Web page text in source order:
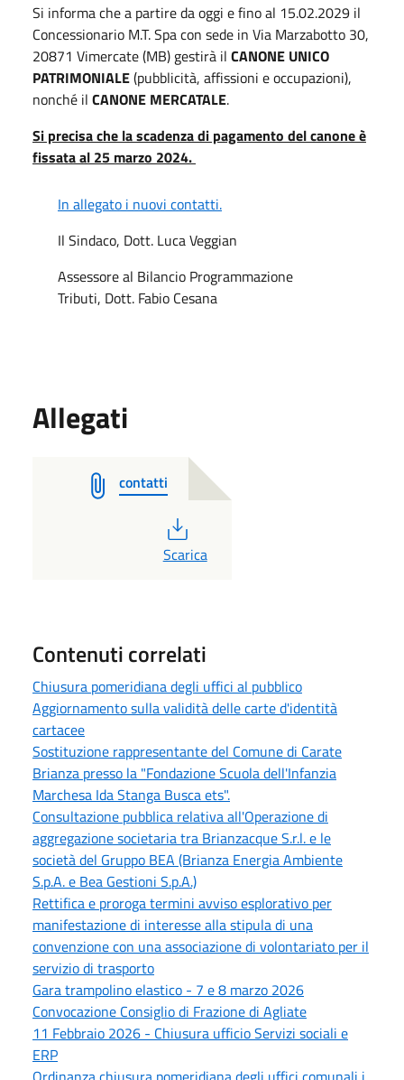
Si informa che a partire da oggi e fino al 15.02.2029 il
Concessionario M.T. Spa con sede in Via Marzabotto 30,
20871 Vimercate (MB) gestirà il CANONE UNICO
PATRIMONIALE(pubblicità, affissioni e occupazioni),
nonché il CANONE MERCATALE.
Si precisa che la scadenza di pagamento del canone è
fissata al 25 marzo 2024.
In allegato i nuovi contatti.
Il Sindaco, Dott. Luca Veggian
Assessore al Bilancio Programmazione
Tributi, Dott. Fabio Cesana
Allegati
contatti
PDF
Scarica
Contenuti correlati
Chiusura pomeridiana degli uffici al pubblico
Aggiornamento sulla validità delle carte d'identità
cartacee
Sostituzione rappresentante del Comune di Carate
Brianza presso la "Fondazione Scuola dell'Infanzia
Marchesa Ida Stanga Busca ets".
Consultazione pubblica relativa all'Operazione di
aggregazione societaria tra Brianzacque S.r.l. e le
società del Gruppo BEA (Brianza Energia Ambiente
S.p.A. e Bea Gestioni S.p.A.)
Rettifica e proroga termini avviso esplorativo per
manifestazione di interesse alla stipula di una
convenzione con una associazione di volontariato per il
servizio di trasporto
Gara trampolino elastico - 7 e 8 marzo 2026
Convocazione Consiglio di Frazione di Agliate
11 Febbraio 2026 - Chiusura ufficio Servizi sociali e
ERP